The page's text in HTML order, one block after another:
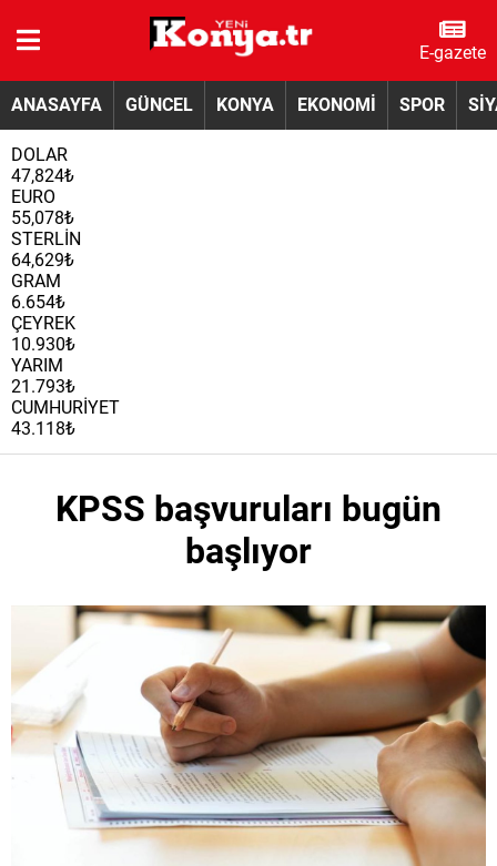
E-gazete
ANASAYFA GÜNCEL KONYA EKONOMİ SPOR
DOLAR
47,824₺
EURO
55,078₺
STERLİN
64,629₺
GRAM
6.654₺
ÇEYREK
10.930₺
YARIM
21.793₺
CUMHURİYET
43.118₺
KPSS başvuruları bugün
başlıyor